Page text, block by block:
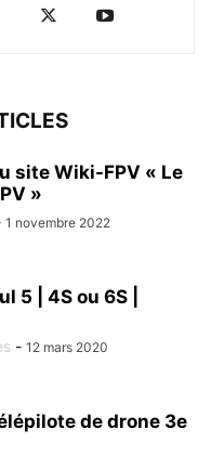
site Wiki-FPV « Le
»
1 novembre 2022
5 | 4S ou 6S |
- 12 mars 2020
de drone 3e